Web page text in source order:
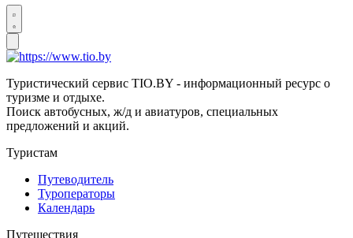
Туристический сервис TIO.BY - информационный ресурс о
туризме и отдыхе.
Поиск автобусных, ж/д и авиатуров, специальных
предложений и акций.
Туристам
Путеводитель
Туроператоры
Календарь
Путешествия